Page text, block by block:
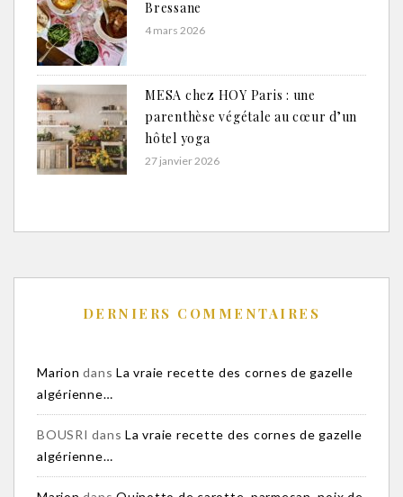
Bressane
4 mars 2026
MESA chez HOY Paris : une
parenthèse végétale au cœur d’un
hôtel yoga
27 janvier 2026
DERNIERS COMMENTAIRES
Marion dans La vraie recette des cornes de gazelle
algérienne…
BOUSRI dans La vraie recette des cornes de gazelle
algérienne…